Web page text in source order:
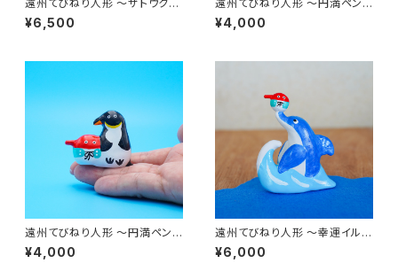
遠州てびねり人形 〜ザトウクジ
ラ〜 ｜高さ約7cm
¥6,500
遠州てびねり人形 〜円満ペンギ
ン〜 ｜高さ約4.5cm
¥4,000
遠州てびねり人形 〜円満ペンギ
ン〜 ｜高さ約4.5cm
¥4,000
遠州てびねり人形 〜幸運イル
カ〜 ｜高さ約9.5cm
¥6,000